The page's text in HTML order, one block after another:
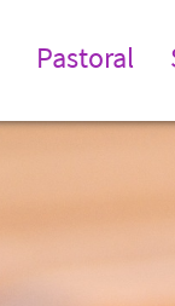
Pastoral